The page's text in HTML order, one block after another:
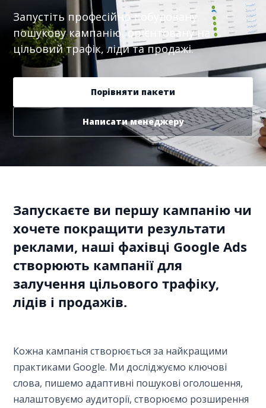
Запустіть професійно побудовану
пошукову кампанію, орієнтовану на
цільовий трафік, ліди та продажі.
Порівняти пакети
Написати менеджеру
Запускаєте ви першу кампанію чи
хочете покращити результати
реклами, наші фахівці Google Ads
створюють кампанії для
залучення цільового трафіку,
лідів і продажів.
Кожна кампанія створюється за найкращими
практиками Google. Ми досліджуємо ключові
слова, пишемо адаптивні пошукові оголошення,
налаштовуємо аудиторії, створюємо розширення